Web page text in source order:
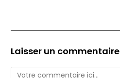
Laisser un commentaire
Comment